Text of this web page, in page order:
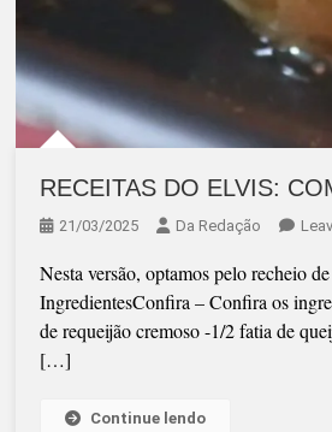
RECEITAS DO ELVIS:
21/03/2025 Da Redação
Nesta versão, optamos pelo recheio
IngredientesConfira – Confira os
de requeijão cremoso -1/2 fatia de
[…]
Continue lendo